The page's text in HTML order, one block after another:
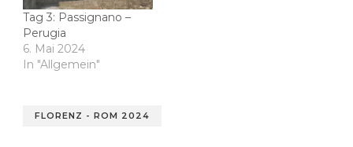
Tag 3: Passignano –
Perugia
6. Mai 2024
In "Allgemein"
FLORENZ - ROM 2024